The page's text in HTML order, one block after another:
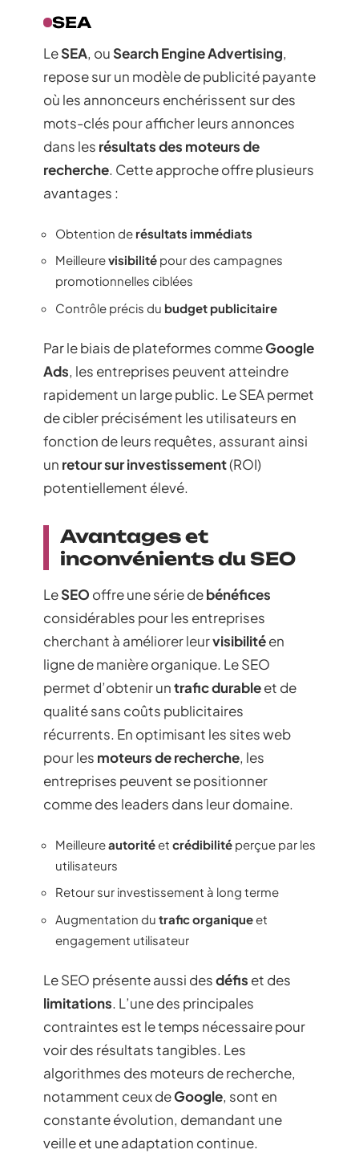
SEA
LeSEA, ou Search Engine Advertising,
repose sur un modèle de publicité payante
où les annonceurs enchérissent sur des
mots-clés pour afficher leurs annonces
dans les résultats des moteurs de
recherche. Cette approche offre plusieurs
avantages :
Obtention de résultats immédiats
Meilleurevisibilité pour des campagnes
promotionnelles ciblées
Contrôle précis du budget publicitaire
Par le biais de plateformes commeGoogle
Ads, les entreprises peuvent atteindre
rapidement un large public. Le SEA permet
de cibler précisément les utilisateurs en
fonction de leurs requêtes, assurant ainsi
un retour sur investissement(ROI)
potentiellement élevé.
Avantages et
inconvénients du SEO
LeSEO offre une série debénéfices
considérables pour les entreprises
cherchant à améliorer leurvisibilitéen
ligne de manière organique. Le SEO
permet d’obtenir untrafic durableet de
qualité sans coûts publicitaires
récurrents. En optimisant les sites web
pour les moteurs de recherche, les
entreprises peuvent se positionner
comme des leaders dans leur domaine.
Meilleureautoritéet crédibilité perçue par les
utilisateurs
Retour sur investissement à long terme
Augmentation du trafic organiqueet
engagement utilisateur
Le SEO présente aussi desdéfis et des
limitations. L’une des principales
contraintes est le temps nécessaire pour
voir des résultats tangibles. Les
algorithmes des moteurs de recherche,
notamment ceux deGoogle, sont en
constante évolution, demandant une
veille et une adaptation continue.